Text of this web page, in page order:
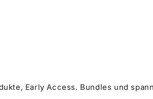
Early Access. Bundles und